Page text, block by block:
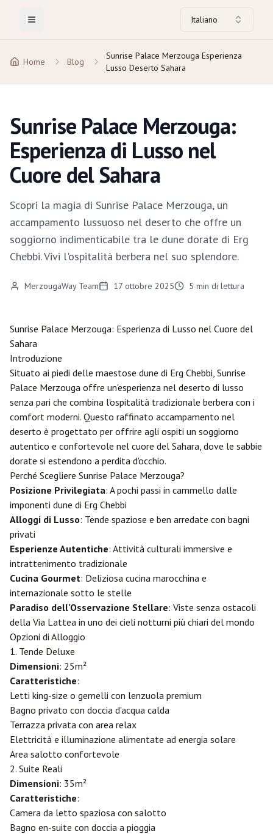
Toggle Menu Italiano
Home Blog
Sunrise Palace Merzouga Esperienza
Lusso Deserto Sahara
Sunrise Palace Merzouga:
Esperienza di Lusso nel
Cuore del Sahara
Scopri la magia di Sunrise Palace Merzouga, un
accampamento lussuoso nel deserto che offre un
soggiorno indimenticabile tra le dune dorate di Erg
Chebbi. Vivi l'ospitalità berbera nel suo splendore.
MerzougaWay Team 17 ottobre 2025 5 min di lettura
Sunrise Palace Merzouga: Esperienza di Lusso nel Cuore del
Sahara
Introduzione
Situato ai piedi delle maestose dune di Erg Chebbi, Sunrise
Palace Merzouga offre un'esperienza nel deserto di lusso
senza pari che combina l'ospitalità tradizionale berbera con i
comfort moderni. Questo raffinato accampamento nel
deserto è progettato per offrire agli ospiti un soggiorno
autentico e confortevole nel cuore del Sahara, dove le sabbie
dorate si estendono a perdita d'occhio.
Perché Scegliere Sunrise Palace Merzouga?
Posizione Privilegiata: A pochi passi in cammello dalle
imponenti dune di Erg Chebbi
Alloggi di Lusso: Tende spaziose e ben arredate con bagni
privati
Esperienze Autentiche: Attività culturali immersive e
intrattenimento tradizionale
Cucina Gourmet: Deliziosa cucina marocchina e
internazionale sotto le stelle
Paradiso dell'Osservazione Stellare: Viste senza ostacoli
della Via Lattea in uno dei cieli notturni più chiari del mondo
Opzioni di Alloggio
1. Tende Deluxe
Dimensioni: 25m²
Caratteristiche:
Letti king-size o gemelli con lenzuola premium
Bagno privato con doccia d'acqua calda
Terrazza privata con area relax
Elettricità e illuminazione alimentate ad energia solare
Area salotto confortevole
2. Suite Reali
Dimensioni: 35m²
Caratteristiche:
Camera da letto spaziosa con salotto
Bagno en-suite con doccia a pioggia